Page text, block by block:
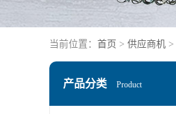
当前位置： 首页 > 供应商机 >
产品分类 Product